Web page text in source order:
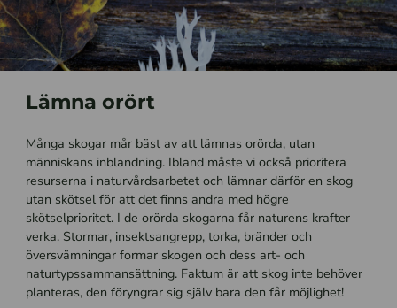
Lämna orört
Många skogar mår bäst av att lämnas orörda, utan
människans inblandning. Ibland måste vi också prioritera
resurserna i naturvårdsarbetet och lämnar därför en skog
utan skötsel för att det finns andra med högre
skötselprioritet. I de orörda skogarna får naturens krafter
verka. Stormar, insektsangrepp, torka, bränder och
översvämningar formar skogen och dess art- och
naturtypssammansättning. Faktum är att skog inte behöver
planteras, den föryngrar sig själv bara den får möjlighet!